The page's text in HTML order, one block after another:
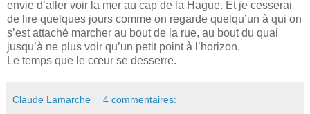
envie d’aller voir la mer au cap de la Hague. Et je cesserai
de lire quelques jours comme on regarde quelqu’un à qui on
s’est attaché marcher au bout de la rue, au bout du quai
jusqu’à ne plus voir qu’un petit point à l’horizon.
Le temps que le cœur se desserre.
Claude Lamarche 4 commentaires: